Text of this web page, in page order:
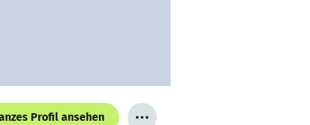
Profil ansehen